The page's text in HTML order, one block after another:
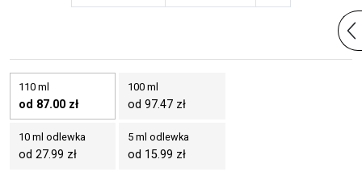
110 ml
od 87.00 zł
100 ml
od 97.47 zł
10 ml odlewka
od 27.99 zł
5 ml odlewka
od 15.99 zł